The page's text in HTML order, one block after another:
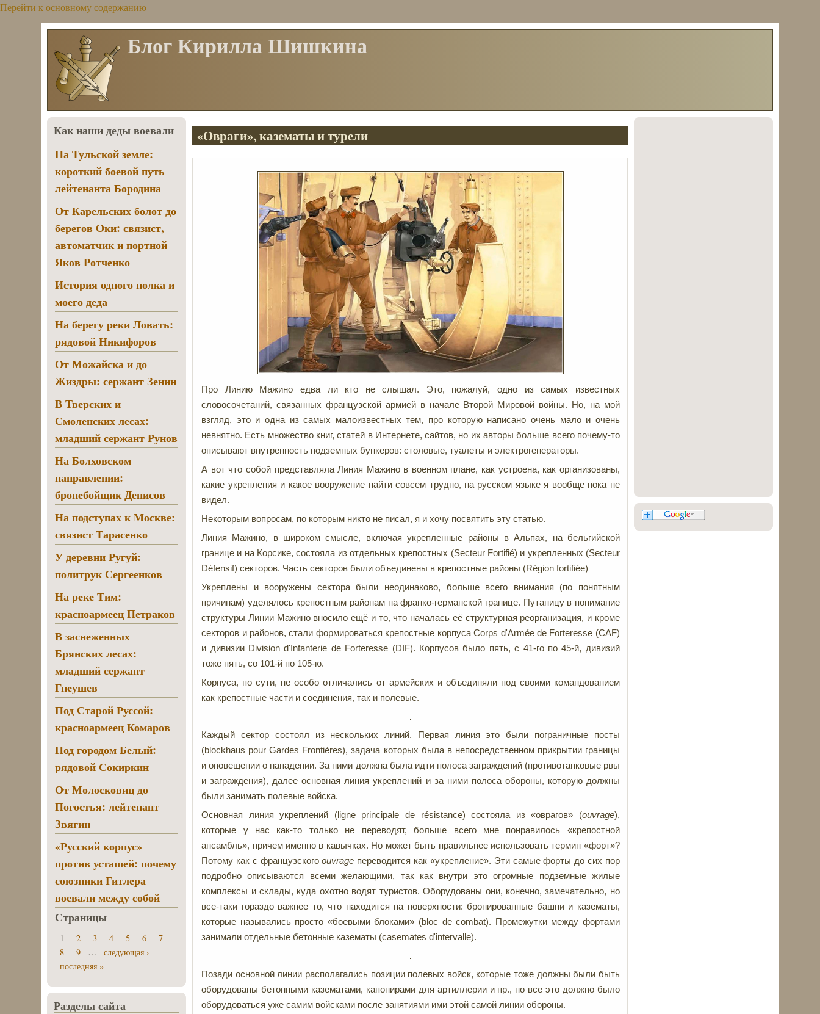
Перейти к основному содержанию
Блог Кирилла Шишкина
«Овраги», казематы и турели
Про Линию Мажино едва ли кто не слышал. Это, пожалуй, одно из самых известных
словосочетаний, связанных французской армией в начале Второй Мировой войны. Но, на мой
взгляд, это и одна из самых малоизвестных тем, про которую написано очень мало и очень
невнятно. Есть множество книг, статей в Интернете, сайтов, но их авторы больше всего почему-то
описывают внутренность подземных бункеров: столовые, туалеты и электрогенераторы.
А вот что собой представляла Линия Мажино в военном плане, как устроена, как организованы,
какие укрепления и какое вооружение найти совсем трудно, на русском языке я вообще пока не
видел.
Некоторым вопросам, по которым никто не писал, я и хочу посвятить эту статью.
Линия Мажино, в широком смысле, включая укрепленные районы в Альпах, на бельгийской
границе и на Корсике, состояла из отдельных крепостных (Secteur Fortifié) и укрепленных (Secteur
Défensif) секторов. Часть секторов были объединены в крепостные районы (Région fortifiée)
Укреплены и вооружены сектора были неодинаково, больше всего внимания (по понятным
причинам) уделялось крепостным районам на франко-германской границе. Путаницу в понимание
структуры Линии Мажино вносило ещё и то, что началась её структурная реорганизация, и кроме
секторов и районов, стали формироваться крепостные корпуса Corps d'Armée de Forteresse (CAF)
и дивизии Division d'Infanterie de Forteresse (DIF). Корпусов было пять, с 41-го по 45-й, дивизий
тоже пять, со 101-й по 105-ю.
Корпуса, по сути, не особо отличались от армейских и объединяли под своими командованием
как крепостные части и соединения, так и полевые.
Каждый сектор состоял из нескольких линий. Первая линия это были пограничные посты
(blockhaus pour Gardes Frontières), задача которых была в непосредственном прикрытии границы
и оповещении о нападении. За ними должна была идти полоса заграждений (противотанковые рвы
и заграждения), далее основная линия укреплений и за ними полоса обороны, которую должны
были занимать полевые войска.
Основная линия укреплений (ligne principale de résistance) состояла из «оврагов» (ouvrage),
которые у нас как-то только не переводят, больше всего мне понравилось «крепостной
ансамбль», причем именно в кавычках. Но может быть правильнее использовать термин «форт»?
Потому как с французскогоouvrage переводится как «укрепление». Эти самые форты до сих пор
подробно описываются всеми желающими, так как внутри это огромные подземные жилые
комплексы и склады, куда охотно водят туристов. Оборудованы они, конечно, замечательно, но
все-таки гораздо важнее то, что находится на поверхности: бронированные башни и казематы,
которые назывались просто «боевыми блоками» (bloc de combat). Промежутки между фортами
занимали отдельные бетонные казематы (casemates d'intervalle).
Позади основной линии располагались позиции полевых войск, которые тоже должны были быть
оборудованы бетонными казематами, капонирами для артиллерии и пр., но все это должно было
оборудоваться уже самим войсками после занятиями ими этой самой линии обороны.
Как наши деды воевали
На Тульской земле:
короткий боевой путь
лейтенанта Бородина
От Карельских болот до
берегов Оки: связист,
автоматчик и портной
Яков Ротченко
История одного полка и
моего деда
На берегу реки Ловать:
рядовой Никифоров
От Можайска и до
Жиздры: сержант Зенин
В Тверских и
Смоленских лесах:
младший сержант Рунов
На Болховском
направлении:
бронебойщик Денисов
На подступах к Москве:
связист Тарасенко
У деревни Ругуй:
политрук Сергеенков
На реке Тим:
красноармеец Петраков
В заснеженных
Брянских лесах:
младший сержант
Гнеушев
Под Старой Руссой:
красноармеец Комаров
Под городом Белый:
рядовой Сокиркин
От Молосковиц до
Погостья: лейтенант
Звягин
«Русский корпус»
против усташей: почему
союзники Гитлера
воевали между собой
Страницы
1 2 3 4 5 6
7
8
9 …
следующая ›
последняя »
Разделы сайта